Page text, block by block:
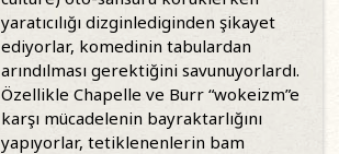
yaratıcılığı dizginlediginden şikayet
ediyorlar, komedinin tabulardan
arındılması gerektiğini savunuyorlardı.
Özellikle Chapelle ve Burr “wokeizm”e
karşı mücadelenin bayraktarlığını
yapıyorlar, tetiklenenlerin bam